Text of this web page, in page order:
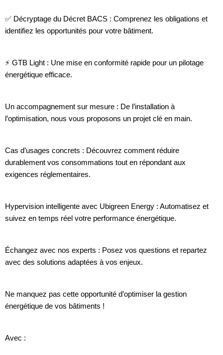
✅ Décryptage du Décret BACS : Comprenez les obligations et
identifiez les opportunités pour votre bâtiment.
⚡ GTB Light : Une mise en conformité rapide pour un pilotage
énergétique efficace.
Un accompagnement sur mesure : De l’installation à
l’optimisation, nous vous proposons un projet clé en main.
Cas d’usages concrets : Découvrez comment réduire
durablement vos consommations tout en répondant aux
exigences réglementaires.
Hypervision intelligente avec Ubigreen Energy : Automatisez et
suivez en temps réel votre performance énergétique.
Échangez avec nos experts : Posez vos questions et repartez
avec des solutions adaptées à vos enjeux.
Ne manquez pas cette opportunité d’optimiser la gestion
énergétique de vos bâtiments !
Avec :